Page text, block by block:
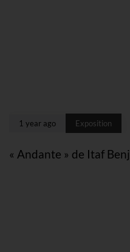
1 year ago Exposition
« Andante » de Itaf